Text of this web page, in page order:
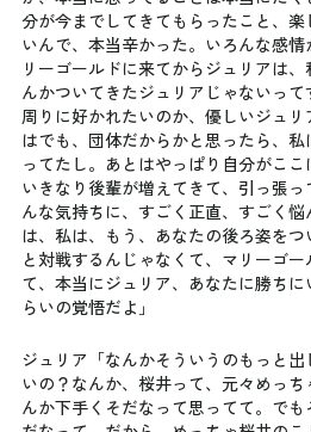
分が今までしてきてもらったこと、
いんで、本当辛かった。いろんな感
リーゴールドに来てからジュリアは
んかついてきたジュリアじゃないって
周りに好かれたいのか、優しいジュ
はでも、団体だからかと思ったら、
ってたし。あとはやっぱり自分がここ
いきなり後輩が増えてきて、引っ張
んな気持ちに、すごく正直、すごく
は、私は、もう、あなたの後ろ姿を
と対戦するんじゃなくて、マリーゴ
て、本当にジュリア、あなたに勝ち
らいの覚悟だよ」
ジュリア「なんかそういうのもっと
いの？なんか、桜井って、元々めっ
んか下手くそだなって思ってて。で